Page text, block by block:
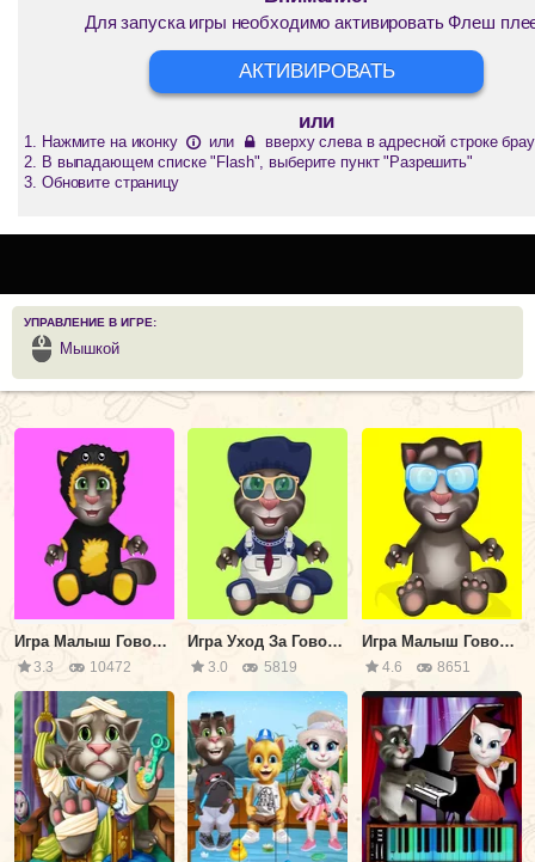
Для запуска игры необходимо активировать Флеш
АКТИВИРОВАТЬ
или
Нажмите на иконку или
вверху слева в адресной строке
В выпадающем списке "Flash", выберите пункт "Разрешить"
Обновите страницу
УПРАВЛЕНИЕ В ИГРЕ:
Мышкой
Игра Малыш Говорящий Том в Ванной
3.3 10472
Игра Уход За Говорящим Малышом Томом
3.0 5819
Игра Малыш Говорящий Том: Глазной Врач
4.6 8651